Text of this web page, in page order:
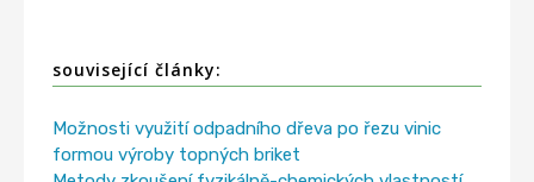
související články:
Možnosti využití odpadního dřeva po řezu vinic
formou výroby topných briket